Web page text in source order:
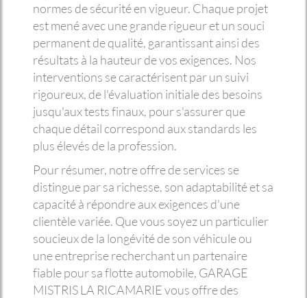
normes de sécurité en vigueur. Chaque projet
est mené avec une grande rigueur et un souci
permanent de qualité, garantissant ainsi des
résultats à la hauteur de vos exigences. Nos
interventions se caractérisent par un suivi
rigoureux, de l'évaluation initiale des besoins
jusqu'aux tests finaux, pour s'assurer que
chaque détail correspond aux standards les
plus élevés de la profession.
Pour résumer, notre offre de services se
distingue par sa richesse, son adaptabilité et sa
capacité à répondre aux exigences d'une
clientèle variée. Que vous soyez un particulier
soucieux de la longévité de son véhicule ou
une entreprise recherchant un partenaire
fiable pour sa flotte automobile, GARAGE
MISTRIS LA RICAMARIE vous offre des